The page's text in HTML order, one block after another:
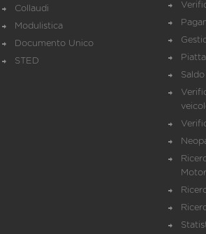
Collaudi
Modulistica
Documento Unico
STED